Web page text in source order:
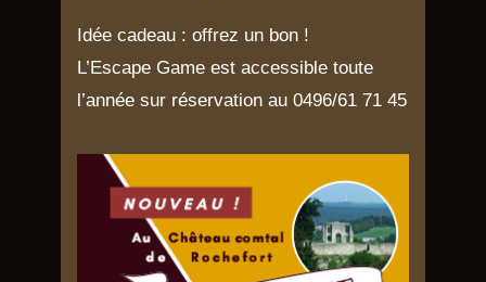
Idée cadeau : offrez un bon !
L’Escape Game est accessible toute
l’année sur réservation au 0496/61 71 45